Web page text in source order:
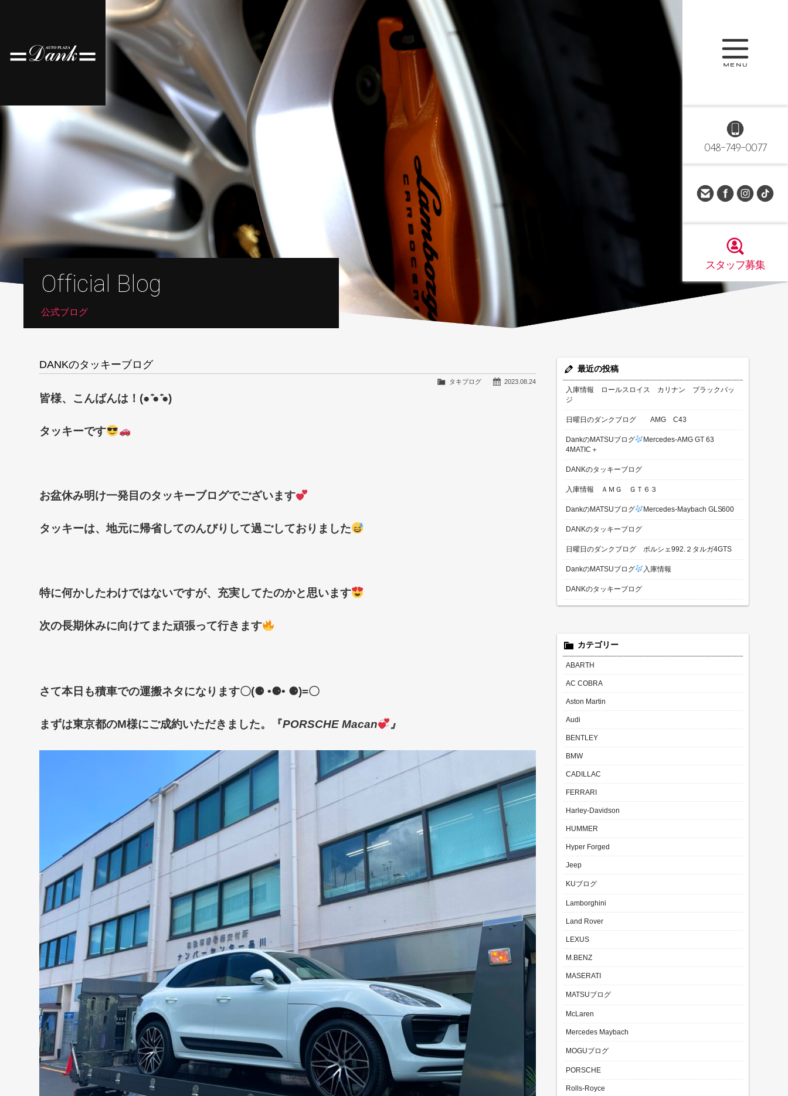
048-749-0077
スタッフ募集
Official Blog
公式ブログ
DANKのタッキーブログ
2023.08.24
タキブログ
皆様、こんばんは！ (●̍̑●̍̑●)
タッキーです
お盆休み明け一発目のタッキーブログでございます
タッキーは、地元に帰省してのんびりして過ごしておりました
特に何かしたわけではないですが、充実してたのかと思います
次の長期休みに向けてまた頑張って行きます
さて本日も積車での運搬ネタになります〇(⚈•⚈• ⚈)=〇
まずは東京都のM様にご成約いただきました。『PORSCHE Macan 』
最近の投稿
入庫情報 ロールスロイス カリナン ブラックバッ
ジ
日曜日のダンクブログ AMG C43
DankのMATSUブログ
Mercedes-AMG GT 63
4MATIC＋
DANKのタッキーブログ
入庫情報 ＡＭＧ ＧＴ６３
DankのMATSUブログ Mercedes-Maybach GLS600
DANKのタッキーブログ
日曜日のダンクブログ ポルシェ992.２タルガ4GTS
DankのMATSUブログ 入庫情報
DANKのタッキーブログ
カテゴリー
ABARTH
AC COBRA
Aston Martin
Audi
BENTLEY
BMW
CADILLAC
FERRARI
Harley-Davidson
HUMMER
Hyper Forged
Jeep
KUブログ
Lamborghini
Land Rover
LEXUS
M.BENZ
MASERATI
MATSUブログ
McLaren
Mercedes Maybach
MOGUブログ
PORSCHE
Rolls-Royce